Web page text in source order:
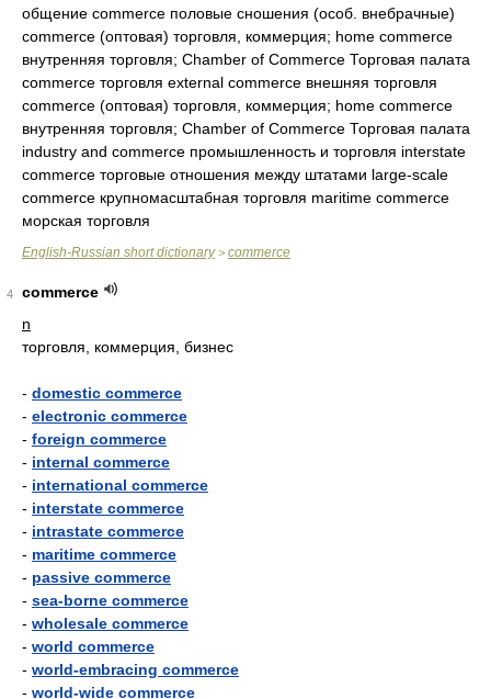
общение commerce половые сношения (особ. внебрачные)
commerce (оптовая) торговля, коммерция; home commerce
внутренняя торговля; Chamber of Commerce Торговая палата
commerce торговля external commerce внешняя торговля
commerce (оптовая) торговля, коммерция; home commerce
внутренняя торговля; Chamber of Commerce Торговая палата
industry and commerce промышленность и торговля interstate
commerce торговые отношения между штатами large-scale
commerce крупномасштабная торговля maritime commerce
морская торговля
English-Russian short dictionary> commerce
4
commerce
n
торговля, коммерция, бизнес
- domestic commerce
- electronic commerce
- foreign commerce
- internal commerce
- international commerce
- interstate commerce
- intrastate commerce
- maritime commerce
- passive commerce
- sea-borne commerce
- wholesale commerce
- world commerce
- world-embracing commerce
- world-wide commerce